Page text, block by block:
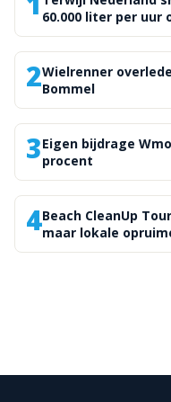
60.000 liter per uur
2Wielrenner
Bommel
3Eigen bijdrage
procent
4Beach CleanUp
maar lokale